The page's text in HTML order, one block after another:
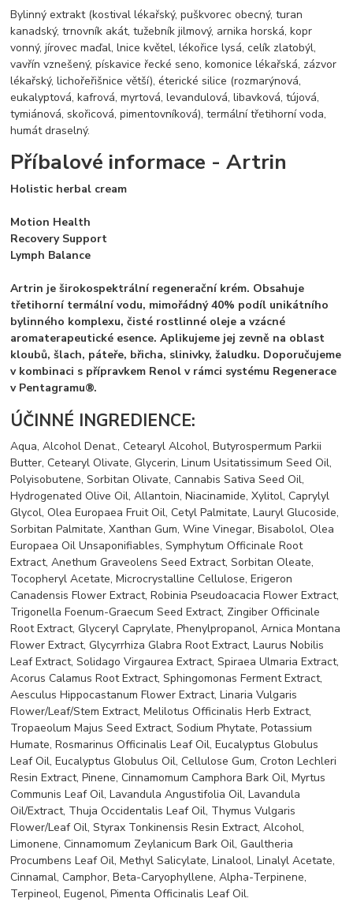
Bylinný extrakt (kostival lékařský, puškvorec obecný, turan
kanadský, trnovník akát, tužebník jilmový, arnika horská, kopr
vonný, jírovec maďal, lnice květel, lékořice lysá, celík zlatobýl,
vavřín vznešený, pískavice řecké seno, komonice lékařská, zázvor
lékařský, lichořeřišnice větší), éterické silice (rozmarýnová,
eukalyptová, kafrová, myrtová, levandulová, libavková, tújová,
tymiánová, skořicová, pimentovníková), termální třetihorní voda,
humát draselný.
Příbalové informace - Artrin
Holistic herbal cream
Motion Health
Recovery Support
Lymph Balance
Artrin je širokospektrální regenerační krém. Obsahuje
třetihorní termální vodu, mimořádný 40% podíl unikátního
bylinného komplexu, čisté rostlinné oleje a vzácné
aromaterapeutické esence. Aplikujeme jej zevně na oblast
kloubů, šlach, páteře, břicha, slinivky, žaludku. Doporučujeme
v kombinaci s přípravkem Renol v rámci systému Regenerace
v Pentagramu®.
ÚČINNÉ INGREDIENCE:
Aqua, Alcohol Denat., Cetearyl Alcohol, Butyrospermum Parkii
Butter, Cetearyl Olivate, Glycerin, Linum Usitatissimum Seed Oil,
Polyisobutene, Sorbitan Olivate, Cannabis Sativa Seed Oil,
Hydrogenated Olive Oil, Allantoin, Niacinamide, Xylitol, Caprylyl
Glycol, Olea Europaea Fruit Oil, Cetyl Palmitate, Lauryl Glucoside,
Sorbitan Palmitate, Xanthan Gum, Wine Vinegar, Bisabolol, Olea
Europaea Oil Unsaponifiables, Symphytum Officinale Root
Extract, Anethum Graveolens Seed Extract, Sorbitan Oleate,
Tocopheryl Acetate, Microcrystalline Cellulose, Erigeron
Canadensis Flower Extract, Robinia Pseudoacacia Flower Extract,
Trigonella Foenum-Graecum Seed Extract, Zingiber Officinale
Root Extract, Glyceryl Caprylate, Phenylpropanol, Arnica Montana
Flower Extract, Glycyrrhiza Glabra Root Extract, Laurus Nobilis
Leaf Extract, Solidago Virgaurea Extract, Spiraea Ulmaria Extract,
Acorus Calamus Root Extract, Sphingomonas Ferment Extract,
Aesculus Hippocastanum Flower Extract, Linaria Vulgaris
Flower/Leaf/Stem Extract, Melilotus Officinalis Herb Extract,
Tropaeolum Majus Seed Extract, Sodium Phytate, Potassium
Humate, Rosmarinus Officinalis Leaf Oil, Eucalyptus Globulus
Leaf Oil, Eucalyptus Globulus Oil, Cellulose Gum, Croton Lechleri
Resin Extract, Pinene, Cinnamomum Camphora Bark Oil, Myrtus
Communis Leaf Oil, Lavandula Angustifolia Oil, Lavandula
Oil/Extract, Thuja Occidentalis Leaf Oil, Thymus Vulgaris
Flower/Leaf Oil, Styrax Tonkinensis Resin Extract, Alcohol,
Limonene, Cinnamomum Zeylanicum Bark Oil, Gaultheria
Procumbens Leaf Oil, Methyl Salicylate, Linalool, Linalyl Acetate,
Cinnamal, Camphor, Beta-Caryophyllene, Alpha-Terpinene,
Terpineol, Eugenol, Pimenta Officinalis Leaf Oil.